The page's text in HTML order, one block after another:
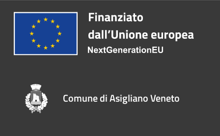
Comune di Asigliano Veneto